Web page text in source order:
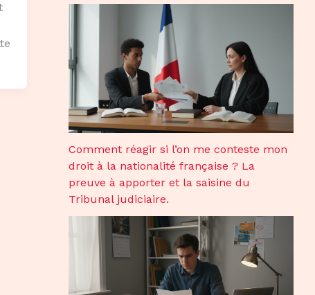
Comment réagir si l’on me conteste mon
droit à la nationalité française ? La
preuve à apporter et la saisine du
Tribunal judiciaire.